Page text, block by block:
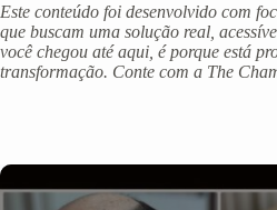
Este conteúdo foi desenvolvido com
que buscam uma solução real,
você chegou até aqui, é porque está
transformação. Conte com a The